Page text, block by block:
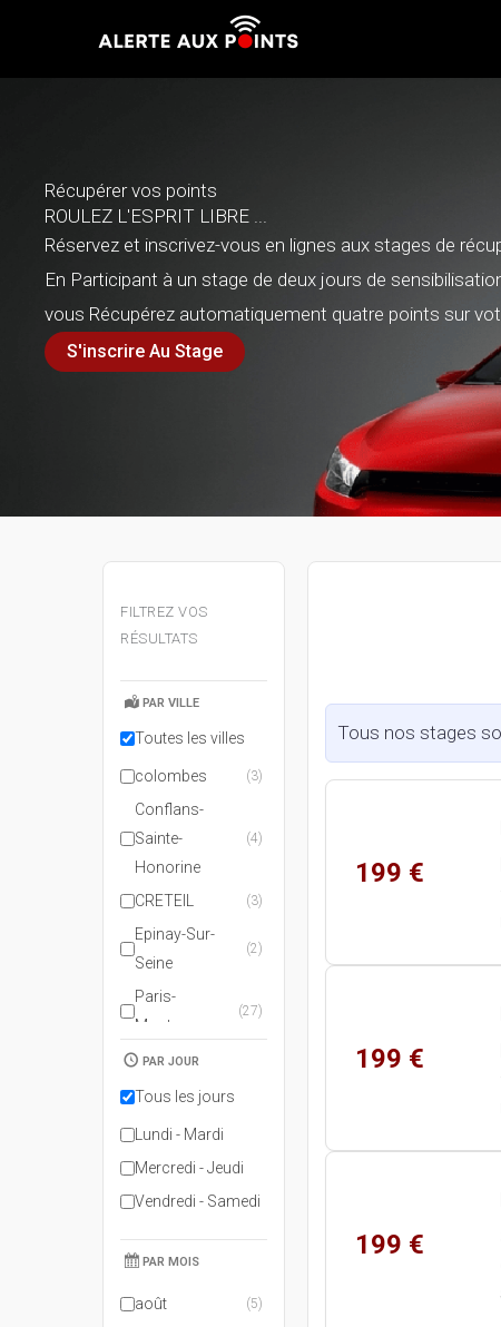
contenu
Récupérer vos points
ROULEZ L'ESPRIT LIBRE ...
Réservez et inscrivez-vous en lignes aux stages de
En Participant à un stage de deux jours de
vous Récupérez automatiquement quatre points sur
S'inscrire Au Stage
FILTREZ VOS
RÉSULTATS
PAR VILLE
Toutes les villes
colombes (3)
Conflans-
Sainte-
Honorine
(4)
CRETEIL (3)
Epinay-Sur-
Seine
(2)
Paris-
Montparnasse
(27)
Poissy
PAR JOUR
Tous les jours
Lundi - Mardi
Mercredi - Jeudi
Vendredi - Samedi
PAR MOIS
août (5)
Tous nos stages
199 €
199 €
199 €